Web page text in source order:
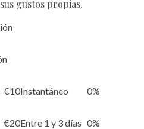
gustos propias.
€10Instantáneo 0%
€20Entre 1 y 3 días 0%